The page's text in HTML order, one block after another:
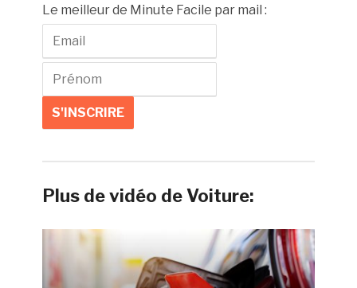
Le meilleur de Minute Facile par mail :
Plus de vidéo de Voiture: